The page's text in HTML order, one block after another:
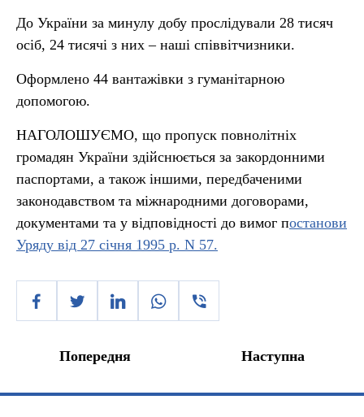
До України за минулу добу прослідували 28 тисяч
осіб, 24 тисячі з них – наші співвітчизники.
Оформлено 44 вантажівки з гуманітарною
допомогою.
НАГОЛОШУЄМО, що пропуск повнолітніх
громадян України здійснюється за закордонними
паспортами, а також іншими, передбаченими
законодавством та міжнародними договорами,
документами та у відповідності до вимог постанови
Уряду від 27 січня 1995 р. N 57.
Попередня Наступна